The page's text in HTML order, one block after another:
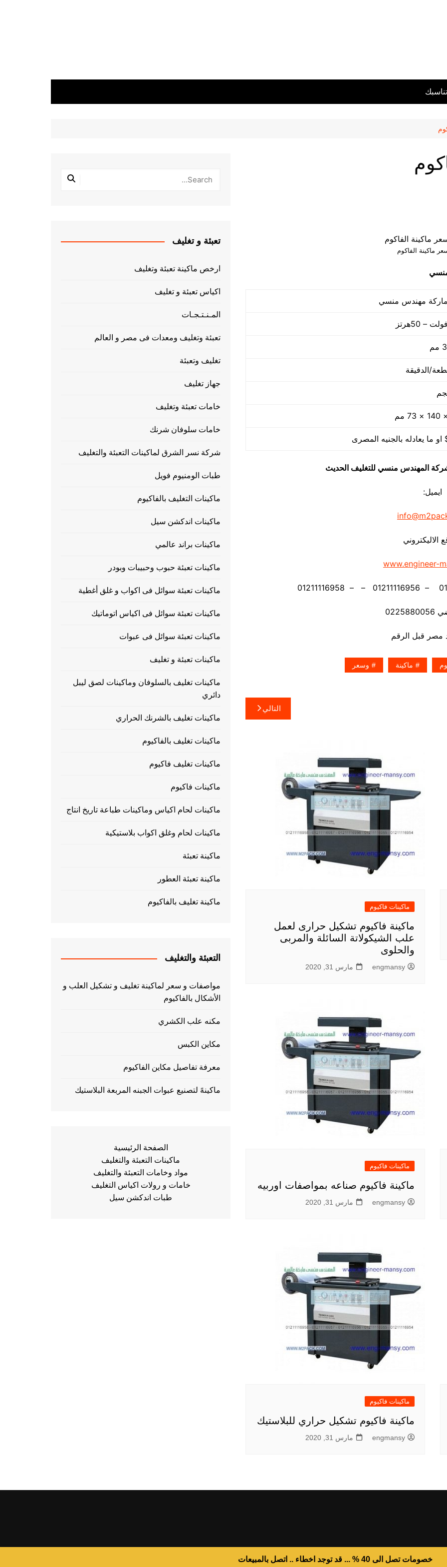
ماكينة الفاكوم
شركة المهندس منسي للتغليف الحديث
ايميل:
الاليكتروني
www.engineer-
ماكينة وسعر
التالي
ماكينات فاكيوم
ماكينة فاكيوم تشكيل حرارى لعمل
علب الشيكولاتة السائلة والمربى
والحلوى
engmansy مارس 31, 2020
ماكينات فاكيوم
ماكينة فاكيوم صناعه بمواصفات اوربيه
engmansy مارس 31, 2020
ماكينات فاكيوم
ماكينة فاكيوم تشكيل حراري للبلاستيك
engmansy مارس 31, 2020
تعبئة و تغليف
ارخص ماكينة تعبئة وتغليف
اكياس تعبئة و تغليف
المـنـتـجـات
تعبئة وتغليف ومعدات فى مصر و العالم
تغليف وتعبئة
جهاز تغليف
خامات تعبئة وتغليف
خامات سلوفان شرنك
شركة نسر الشرق لماكينات التعبئة والتغليف
طبات الومنيوم فويل
ماكينات التغليف بالفاكيوم
ماكينات اندكشن سيل
ماكينات براند عالمي
ماكينات تعبئة حبوب وحبيبات وبودر
ماكينات تعبئة سوائل فى اكواب و غلق أغطية
ماكينات تعبئة سوائل فى اكياس اتوماتيك
ماكينات تعبئة سوائل فى عبوات
ماكينات تعبئة و تغليف
ماكينات تغليف بالسلوفان وماكينات لصق ليبل
دائري
ماكينات تغليف بالشرنك الحراري
ماكينات تغليف بالفاكيوم
ماكينات تغليف فاكيوم
ماكينات فاكيوم
ماكينات لحام اكياس وماكينات طباعة تاريخ انتاج
ماكينات لحام وغلق اكواب بلاستيكية
ماكينة تعبئة
ماكينة تعبئة العطور
ماكينة تغليف بالفاكيوم
التعبئة والتغليف
مواصفات و سعر لماكينة تغليف و تشكيل العلب و
الأشكال بالفاكيوم
مكنه علب الكشري
مكاين الكبس
معرفة تفاصيل مكاين الفاكيوم
ماكينهً لتصنيع عبوات الجبنه المربعة البلاستيك
الصفحة الرئيسية
ماكينات التعبئة والتغليف
مواد وخامات التعبئة والتغليف
خامات و رولات اكياس التغليف
طبات اندكشن سيل
خصومات تصل الى 40 % ... قد توجد اخطاء .. اتصل بالمبيعات